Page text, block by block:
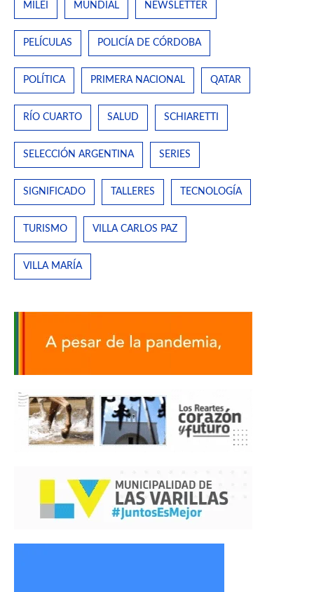
MILEI MUNDIAL NEWSLETTER
PELÍCULAS POLICÍA DE CÓRDOBA
POLÍTICA PRIMERA NACIONAL QATAR
RÍO CUARTO SALUD SCHIARETTI
SELECCIÓN ARGENTINA SERIES
SIGNIFICADO TALLERES TECNOLOGÍA
TURISMO VILLA CARLOS PAZ
VILLA MARÍA